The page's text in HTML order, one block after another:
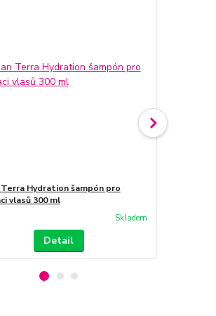
Terra Hydration šampón pro
vlasů 300 ml
Skladem
Detail